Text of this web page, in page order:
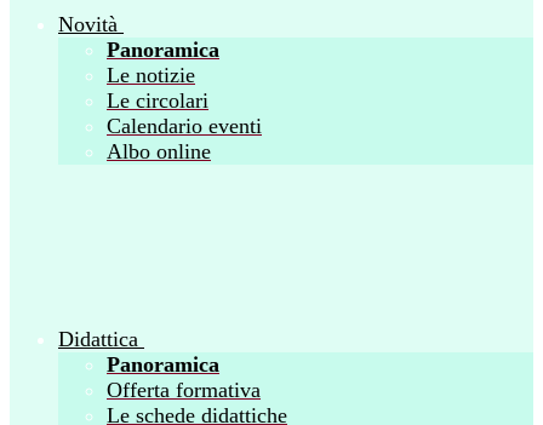
Novità
Panoramica
Le notizie
Le circolari
Calendario eventi
Albo online
Didattica
Panoramica
Offerta formativa
Le schede didattiche